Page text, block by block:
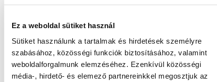
Ez a weboldal sütiket használ
Sütiket használunk a tartalmak és hirdetések személyre
szabásához, közösségi funkciók biztosításához, valamint
weboldalforgalmunk elemzéséhez. Ezenkívül közösségi
média-, hirdető- és elemező partnereinkkel megosztjuk az
Gyakori Kérdések (GYIK)